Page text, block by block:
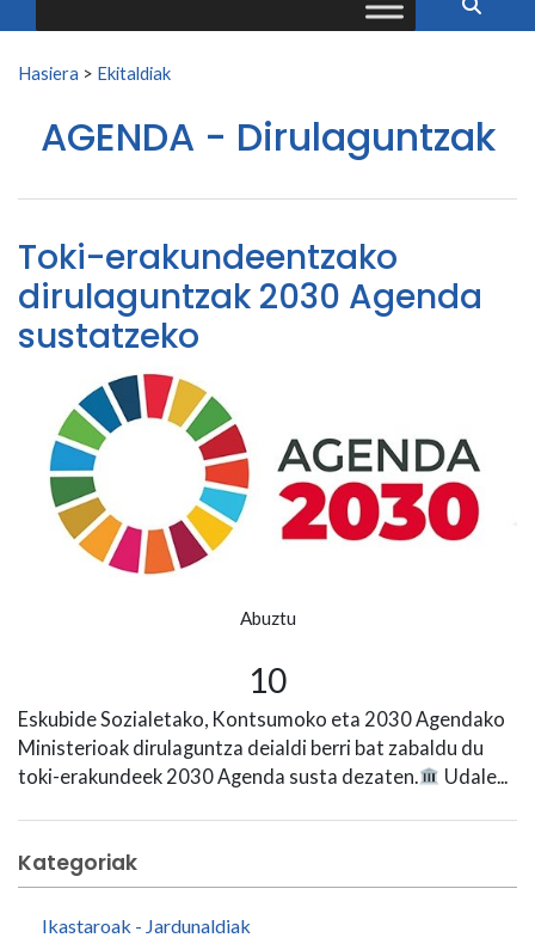
Search for:
Hasiera > Ekitaldiak
AGENDA - Dirulaguntzak
Toki-erakundeentzako
dirulaguntzak 2030 Agenda
sustatzeko
Abuztu
10
Eskubide Sozialetako, Kontsumoko eta 2030 Agendako
Ministerioak dirulaguntza deialdi berri bat zabaldu du
toki-erakundeek 2030 Agenda susta dezaten.
Udale...
Kategoriak
Ikastaroak - Jardunaldiak